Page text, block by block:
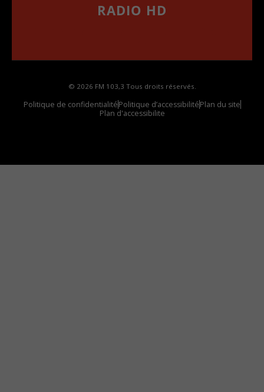
RADIO HD
© 2026 FM 103,3 Tous droits réservés.
Politique de confidentialitéPolitique d’accessibilitéPlan du site
Plan d'accessibilite